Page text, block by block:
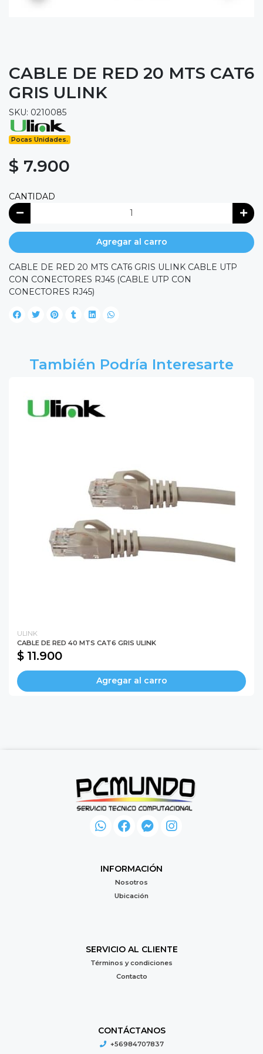
CABLE DE RED 20 MTS CAT6
GRIS ULINK
SKU: 0210085
Pocas Unidades.
$ 7.900
CANTIDAD
Agregar al carro
CABLE DE RED 20 MTS CAT6 GRIS ULINK CABLE UTP
CON CONECTORES RJ45 (CABLE UTP CON
CONECTORES RJ45)
También Podría Interesarte
ULINK
CABLE DE RED 40 MTS CAT6 GRIS ULINK
$ 11.900
Agregar al carro
INFORMACIÓN
Nosotros
Ubicación
SERVICIO AL CLIENTE
Términos y condiciones
Contacto
CONTÁCTANOS
+56984707837